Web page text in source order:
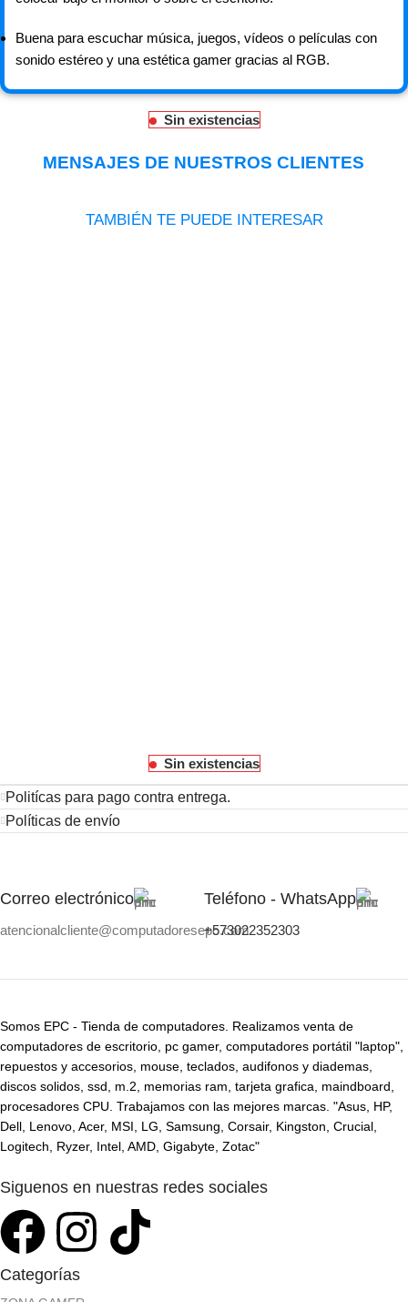
Buena para escuchar música, juegos, vídeos o películas con
sonido estéreo y una estética gamer gracias al RGB.
Sin existencias
MENSAJES DE NUESTROS CLIENTES
TAMBIÉN TE PUEDE INTERESAR
Sin existencias
Politícas para pago contra entrega.
Políticas de envío
Correo electrónico
atencionalcliente@computadoresepc.com
Teléfono - WhatsApp
+573022352303
Somos EPC - Tienda de computadores. Realizamos venta de
computadores de escritorio, pc gamer, computadores portátil "laptop",
repuestos y accesorios, mouse, teclados, audifonos y diademas,
discos solidos, ssd, m.2, memorias ram, tarjeta grafica, maindboard,
procesadores CPU. Trabajamos con las mejores marcas. "Asus, HP,
Dell, Lenovo, Acer, MSI, LG, Samsung, Corsair, Kingston, Crucial,
Logitech, Ryzer, Intel, AMD, Gigabyte, Zotac"
Siguenos en nuestras redes sociales
Categorías